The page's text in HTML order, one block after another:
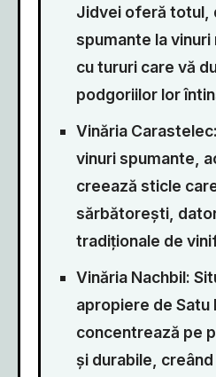
Jidvei oferă totul,
spumante la
cu tururi care vă
podgoriilor lor
Vinăria
vinuri spumante,
creează sticle
sărbătorești,
tradiționale de
Vinăria Nachbil:
apropiere de Satu
concentrează pe
și durabile,